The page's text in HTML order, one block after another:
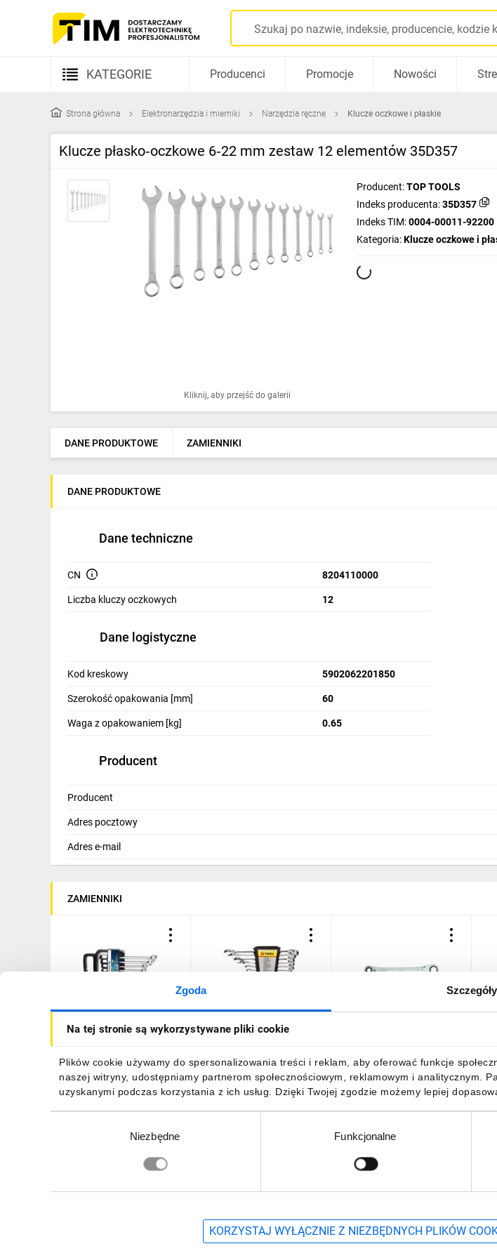
Zgoda Szczegóły
Na tej stronie są wykorzystywane pliki cookie
Plików cookie używamy do spersonalizowania treści i reklam, aby oferować funkcje
naszej witryny, udostępniamy partnerom społecznościowym, reklamowym i analitycznym.
uzyskanymi podczas korzystania z ich usług. Dzięki Twojej zgodzie możemy lepiej
Niezbędne Funkcjonalne
KORZYSTAJ WYŁĄCZNIE Z NIEZBĘDNYCH PLIKÓW
KATEGORIE
Kable i przewody
Rozdzielnice i obudowy
Elementy prowadzenia kabli
Ogrzewanie
Elektronarzędzia i mierniki
Dom i ogród
Inne
Budowa i Remont
Wentylacja i rekuperacja
Producenci Promocje Nowości
Strona główna Elektronarzędzia i mierniki Narzędzia ręczne Klucze oczkowe i płaskie
Klucze płasko‑oczkowe 6‑22 mm zestaw 12 elementów 35D357
Kliknij, aby przejść do galerii
Producent:TOP TOOLS
Indeks producenta:35D357
Indeks TIM:0004-00011-92200
Kategoria:Klucze oczkowe i
DANE PRODUKTOWE ZAMIENNIKI
DANE PRODUKTOWE
Dane techniczne
CN 8204110000
Liczba kluczy oczkowych 12
Dane logistyczne
Kod kreskowy 5902062201850
Szerokość opakowania [mm] 60
Waga z opakowaniem [kg] 0.65
Producent
Producent
Adres pocztowy
Adres e-mail
ZAMIENNIKI
Zestaw kluczy płasko-
oczkowych z grzechotką 7
HT1R397
159,14 zł brutto
Klucze płasko-oczkowe 6-
22 mm 35D757 /zestaw 12
71,99 zł brutto 135,31 złbrutto
Zapisz się, aby otrzymać informacje o nowościach, promocjach i wyprzedażach